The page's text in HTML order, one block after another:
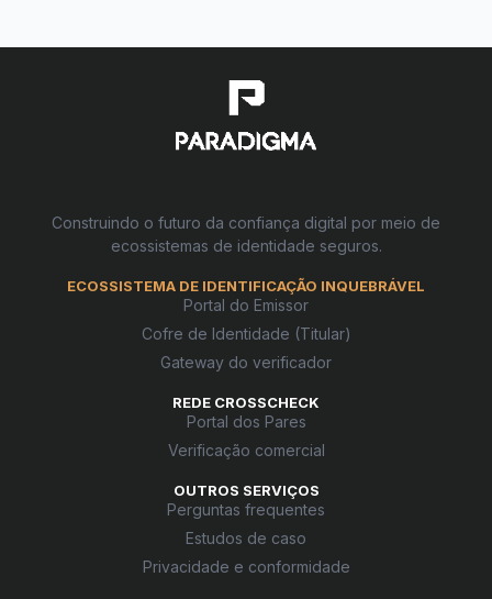
Construindo o futuro da confiança digital por meio de
ecossistemas de identidade seguros.
ECOSSISTEMA DE IDENTIFICAÇÃO INQUEBRÁVEL
Portal do Emissor
Cofre de Identidade (Titular)
Gateway do verificador
REDE CROSSCHECK
Portal dos Pares
Verificação comercial
OUTROS SERVIÇOS
Perguntas frequentes
Estudos de caso
Privacidade e conformidade